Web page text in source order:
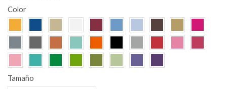
Color
Tamaño